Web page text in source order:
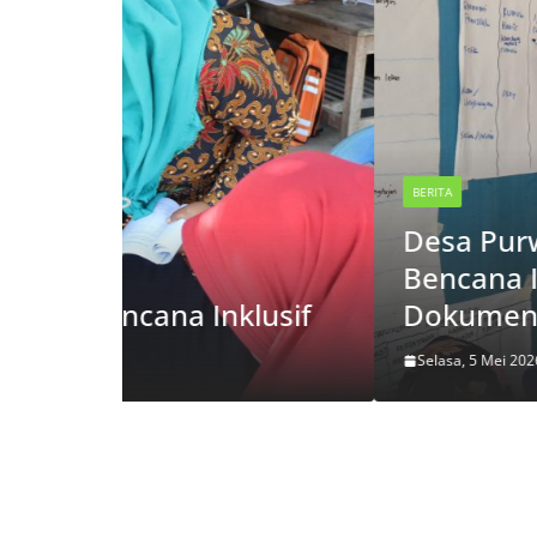
BERITA
Desa Purwosuman
Bencana Inklusif :
Dokumen Kebencanaan
Selasa, 5 Mei 2026